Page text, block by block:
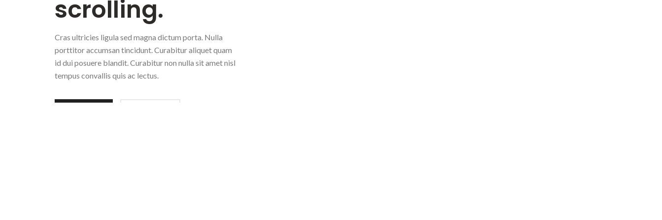
scrolling.
Cras ultricies ligula sed magna dictum porta. Nulla
porttitor accumsan tincidunt. Curabitur aliquet quam
id dui posuere blandit. Curabitur non nulla sit amet nisl
tempus convallis quis ac lectus.